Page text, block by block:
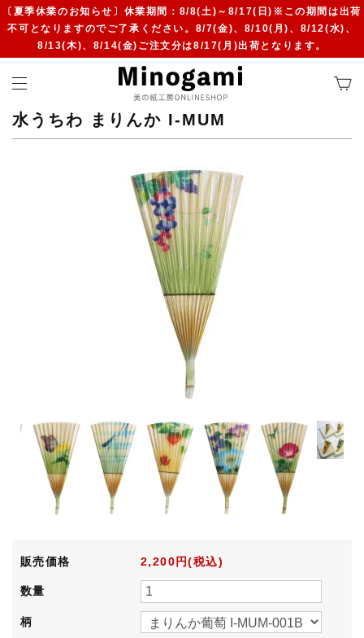
〔夏季休業のお知らせ〕休業期間：8/8(土)～8/17(日)※この期間は出荷
不可となりますのでご了承ください。8/7(金)、8/10(月)、8/12(水)、
8/13(木)、8/14(金)ご注文分は8/17(月)出荷となります。
水うちわ まりんか I-MUM
販売価格 2,200円(税込)
数量
柄